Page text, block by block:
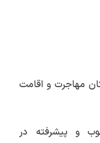
مهاجرت و اقامت
و پیشرفته در